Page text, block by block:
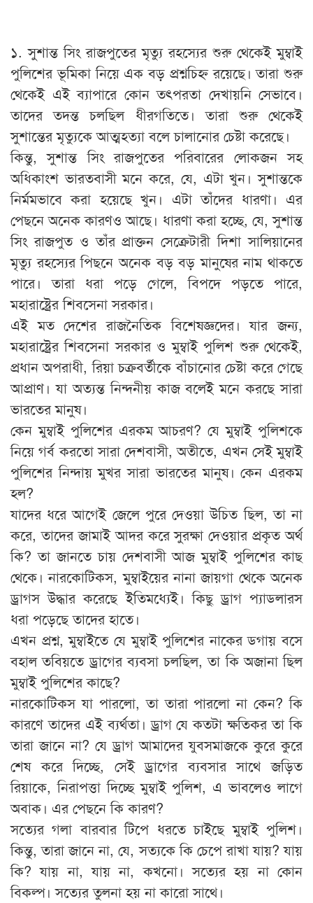
১. সুশান্ত সিং রাজপুতের মৃত্যু রহস্যের শুরু থেকেই মুম্বাই
পুলিশের ভূমিকা নিয়ে এক বড় প্রশ্নচিহ্ন রয়েছে। তারা শুরু
থেকেই এই ব্যাপারে কোন তৎপরতা দেখায়নি সেভাবে।
তাদের তদন্ত চলছিল ধীরগতিতে। তারা শুরু থেকেই
সুশান্তের মৃত্যুকে আত্মহত্যা বলে চালানোর চেষ্টা করেছে।
কিন্তু, সুশান্ত সিং রাজপুতের পরিবারের লোকজন সহ
অধিকাংশ ভারতবাসী মনে করে, যে, এটা খুন। সুশান্তকে
নির্মমভাবে করা হয়েছে খুন। এটা তাঁদের ধারণা। এর
পেছনে অনেক কারণও আছে। ধারণা করা হচ্ছে, যে, সুশান্ত
সিং রাজপুত ও তাঁর প্রাক্তন সেক্রেটারী দিশা সালিয়ানের
মৃত্যু রহস্যের পিছনে অনেক বড় বড় মানুষের নাম থাকতে
পারে। তারা ধরা পড়ে গেলে, বিপদে পড়তে পারে,
মহারাষ্ট্রের শিবসেনা সরকার।
এই মত দেশের রাজনৈতিক বিশেষজ্ঞদের। যার জন্য,
মহারাষ্ট্রের শিবসেনা সরকার ও মুম্বাই পুলিশ শুরু থেকেই,
প্রধান অপরাধী, রিয়া চক্রবর্তীকে বাঁচানোর চেষ্টা করে গেছে
আপ্রাণ। যা অত্যন্ত নিন্দনীয় কাজ বলেই মনে করছে সারা
ভারতের মানুষ।
কেন মুম্বাই পুলিশের এরকম আচরণ? যে মুম্বাই পুলিশকে
নিয়ে গর্ব করতো সারা দেশবাসী, অতীতে, এখন সেই মুম্বাই
পুলিশের নিন্দায় মুখর সারা ভারতের মানুষ। কেন এরকম
হল?
যাদের ধরে আগেই জেলে পুরে দেওয়া উচিত ছিল, তা না
করে, তাদের জামাই আদর করে সুরক্ষা দেওয়ার প্রকৃত অর্থ
কি? তা জানতে চায় দেশবাসী আজ মুম্বাই পুলিশের কাছ
থেকে। নারকোটিকস, মুম্বাইয়ের নানা জায়গা থেকে অনেক
ড্রাগস উদ্ধার করেছে ইতিমধ্যেই। কিছু ড্রাগ প্যাডলারস
ধরা পড়েছে তাদের হাতে।
এখন প্রশ্ন, মুম্বাইতে যে মুম্বাই পুলিশের নাকের ডগায় বসে
বহাল তবিয়তে ড্রাগের ব্যবসা চলছিল, তা কি অজানা ছিল
মুম্বাই পুলিশের কাছে?
নারকোটিকস যা পারলো, তা তারা পারলো না কেন? কি
কারণে তাদের এই ব্যর্থতা। ড্রাগ যে কতটা ক্ষতিকর তা কি
তারা জানে না? যে ড্রাগ আমাদের যুবসমাজকে কুরে কুরে
শেষ করে দিচ্ছে, সেই ড্রাগের ব্যবসার সাথে জড়িত
রিয়াকে, নিরাপত্তা দিচ্ছে মুম্বাই পুলিশ, এ ভাবলেও লাগে
অবাক। এর পেছনে কি কারণ?
সত্যের গলা বারবার টিপে ধরতে চাইছে মুম্বাই পুলিশ।
কিন্তু, তারা জানে না, যে, সত্যকে কি চেপে রাখা যায়? যায়
কি? যায় না, যায় না, কখনো। সত্যের হয় না কোন
বিকল্প। সত্যের তুলনা হয় না কারো সাথে।